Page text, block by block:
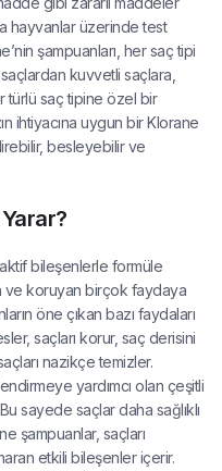
hayvanlar üzerinde test
şampuanları, her saç tipi
kuvvetli saçlara,
türlü saç tipine özel bir
ihtiyacına uygun bir Klorane
besleyebilir ve
bileşenlerle formüle
ve koruyan birçok faydaya
öne çıkan bazı faydaları
saçları korur, saç derisini
nazikçe temizler.
yardımcı olan çeşitli
sayede saçlar daha sağlıklı
şampuanlar, saçları
etkili bileşenler içerir.